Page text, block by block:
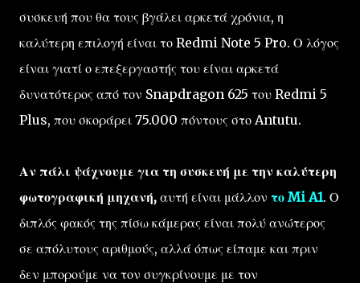
συσκευή που θα τους βγάλει αρκετά χρόνια, η
καλύτερη επιλογή είναι το Redmi Note 5 Pro. Ο λόγος
είναι γιατί ο επεξεργαστής του είναι αρκετά
δυνατότερος από τον Snapdragon 625 του Redmi 5
Plus, που σκοράρει 75.000 πόντους στο Antutu.
Αν πάλι ψάχνουμε για τη συσκευή με την καλύτερη
φωτογραφική μηχανή, αυτή είναι μάλλον το Mi A1. Ο
διπλός φακός της πίσω κάμερας είναι πολύ ανώτερος
σε απόλυτους αριθμούς, αλλά όπως είπαμε και πριν
δεν μπορούμε να τον συγκρίνουμε με τον